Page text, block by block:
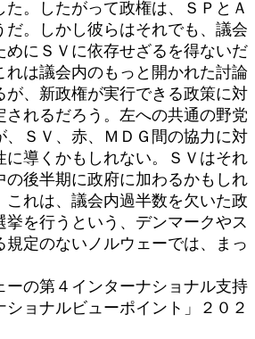
た。したがって政権は、ＳＰとＡ
だ。しかし彼らはそれでも、議会
めにＳＶに依存せざるを得ないだ
れは議会内のもっと開かれた討論
が、新政権が実行できる政策に対
されるだろう。左への共通の野党
、ＳＶ、赤、ＭＤＧ間の協力に対
に導くかもしれない。ＳＶはそれ
の後半期に政府に加わるかもしれ
これは、議会内過半数を欠いた政
挙を行うという、デンマークやス
規定のないノルウェーでは、まっ
の第４インターナショナル支持
ョナルビューポイント」２０２